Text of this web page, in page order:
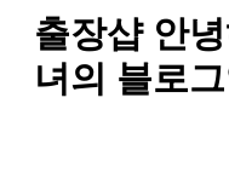
출장샵 안
녀의 블로